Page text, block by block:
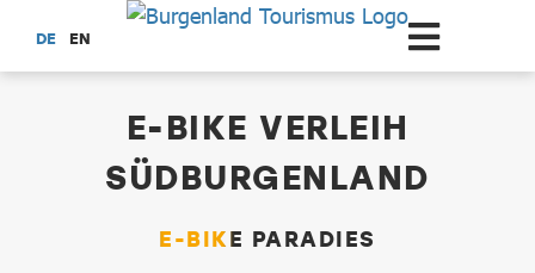
Zum Hauptinhalt springen
DE EN
E-BIKE VERLEIH
SÜDBURGENLAND
E-BIKE PARADIES